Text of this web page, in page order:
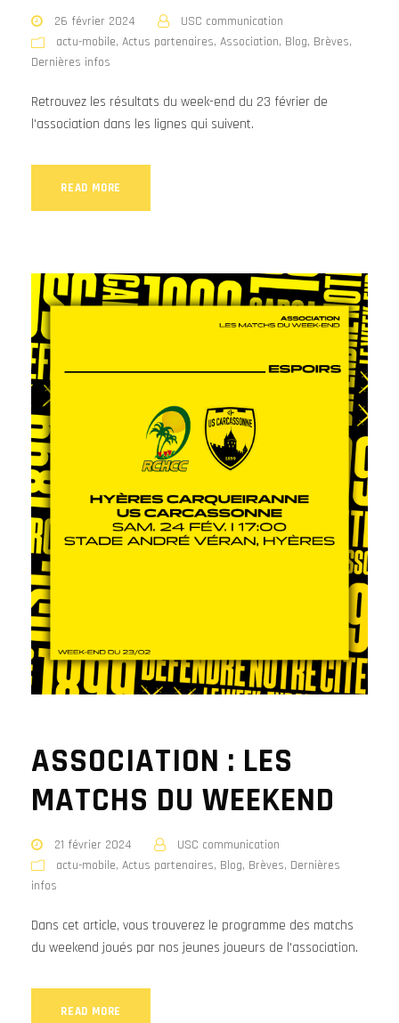
26 février 2024
USC communication
actu-mobile, Actus partenaires, Association, Blog, Brèves,
Dernières infos
Retrouvez les résultats du week-end du 23 février de
l'association dans les lignes qui suivent.
READ MORE
ASSOCIATION : LES
MATCHS DU WEEKEND
21 février 2024
USC communication
actu-mobile, Actus partenaires, Blog, Brèves, Dernières
infos
Dans cet article, vous trouverez le programme des matchs
du weekend joués par nos jeunes joueurs de l'association.
READ MORE